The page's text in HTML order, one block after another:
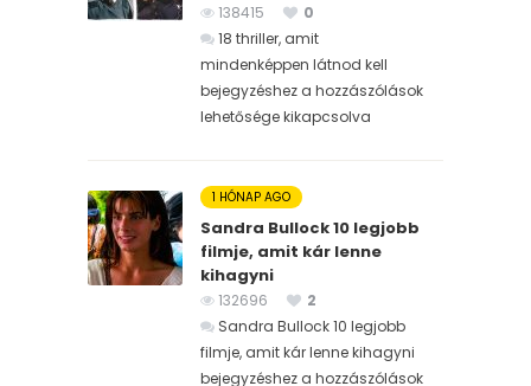
138415
0
18 thriller, amit
mindenképpen látnod kell
bejegyzéshez a hozzászólások
lehetősége kikapcsolva
1 HÓNAP AGO
Sandra Bullock 10 legjobb
filmje, amit kár lenne
kihagyni
132696
2
Sandra Bullock 10 legjobb
filmje, amit kár lenne kihagyni
bejegyzéshez a hozzászólások